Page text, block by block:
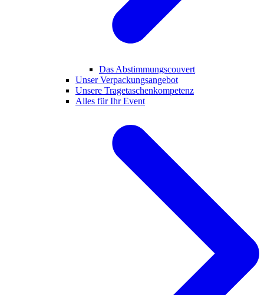
Das Abstimmungscouvert
Unser Verpackungsangebot
Unsere Tragetaschenkompetenz
Alles für Ihr Event